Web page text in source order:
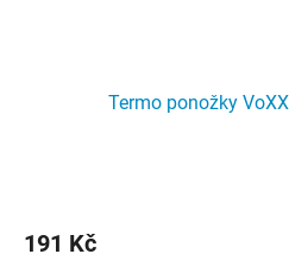
Termo ponožky
191 Kč